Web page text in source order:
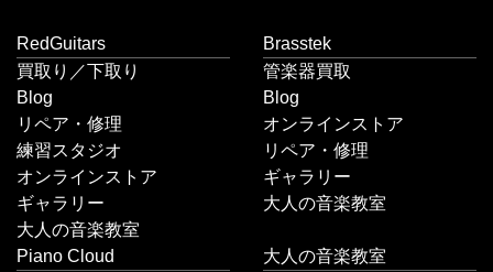
RedGuitars
買取り／下取り
Blog
リペア・修理
練習スタジオ
オンラインストア
ギャラリー
大人の音楽教室
Brasstek
管楽器買取
Blog
オンラインストア
リペア・修理
ギャラリー
大人の音楽教室
Piano Cloud
大人の音楽教室